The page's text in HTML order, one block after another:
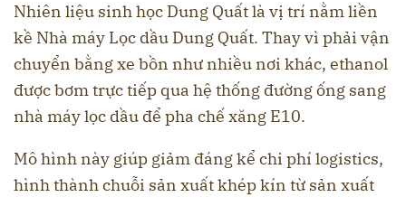
Nhiên liệu sinh học Dung Quất là vị trí nằm liền
kề Nhà máy Lọc dầu Dung Quất. Thay vì phải vận
chuyển bằng xe bồn như nhiều nơi khác, ethanol
được bơm trực tiếp qua hệ thống đường ống sang
nhà máy lọc dầu để pha chế xăng E10.
Mô hình này giúp giảm đáng kể chi phí logistics,
hình thành chuỗi sản xuất khép kín từ sản xuất